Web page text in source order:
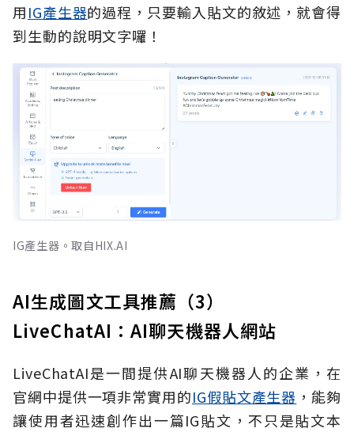
用IG產生器的過程，只要輸入貼文的敘述，就會得
到生動的說明文字囉！
IG產生器。取自HIX.AI
AI生成圖文工具推薦（3）
LiveChatAI：AI聊天機器人網站
LiveChatAI是一間提供AI聊天機器人的企業，在
官網中提供一項非常實用的IG假貼文產生器 ，能夠
讓使用者迅速創作出一篇IG貼文，不只是貼文本